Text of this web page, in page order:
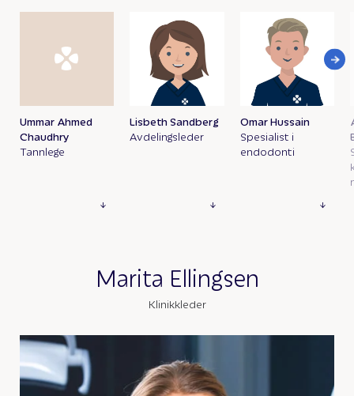
Ummar Ahmed
Chaudhry
Tannlege
Lisbeth Sandberg
Avdelingsleder
Omar Hussain
Spesialist i
endodonti
Marita Ellingsen
Klinikkleder